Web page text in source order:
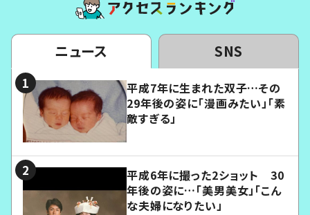
ニュース SNS
平成7年に生まれた双子…その
29年後の姿に「漫画みたい」「素
敵すぎる」
平成6年に撮った2ショット 30
年後の姿に…「美男美女」「こん
な夫婦になりたい」